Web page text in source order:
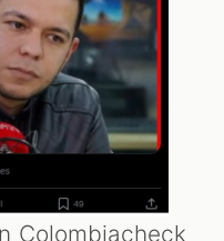
Colombiacheck